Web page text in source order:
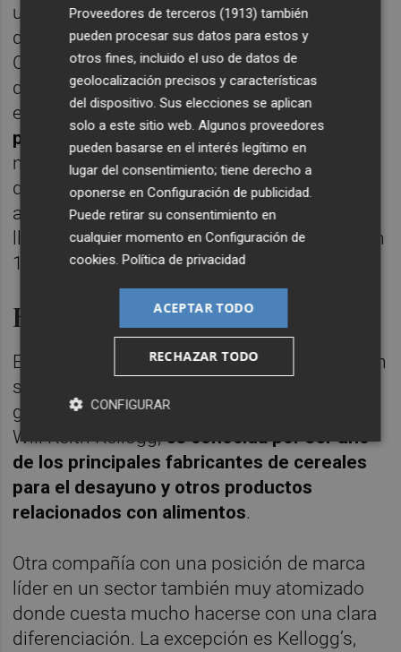
un sector completamente duopolizado
donde el líder es, indiscutiblemente Coca
Cola. Este liderazgo le hace gozar también
de rentabilidades excepcionalmente
elevadas , tanto que llegó a ser una de las
principales apuestas de Warren Buffett
nuevo, se ha visto lastrada por los factores
que comentábamos en el artículo
anteriormente referenciado. En lo que
llevamos de año, la compañía cae más de un
10%.
Kellogg's
Es una destacada empresa de alimentos con
sede en Estados Unidos y una presencia
global significativa. Fundada en 1906 por
Will Keith Kellogg,es conocida por ser uno
de los principales fabricantes de cereales
para el desayuno y otros productos
relacionados con alimentos.
Otra compañía con una posición de marca
líder en un sector también muy atomizado
donde cuesta mucho hacerse con una clara
diferenciación. La excepción es Kellogg’s,
Proveedores de terceros (1913) también
pueden procesar sus datos para estos y
otros fines, incluido el uso de datos de
geolocalización precisos y características
del dispositivo. Sus elecciones se aplican
solo a este sitio web. Algunos proveedores
pueden basarse en el interés legítimo en
lugar del consentimiento; tiene derecho a
oponerse enConfiguración de publicidad
Puede retirar su consentimiento en
cualquier momento enConfiguración de
cookies .Política de privacidad
ACEPTAR TODO
RECHAZAR TODO
CONFIGURAR